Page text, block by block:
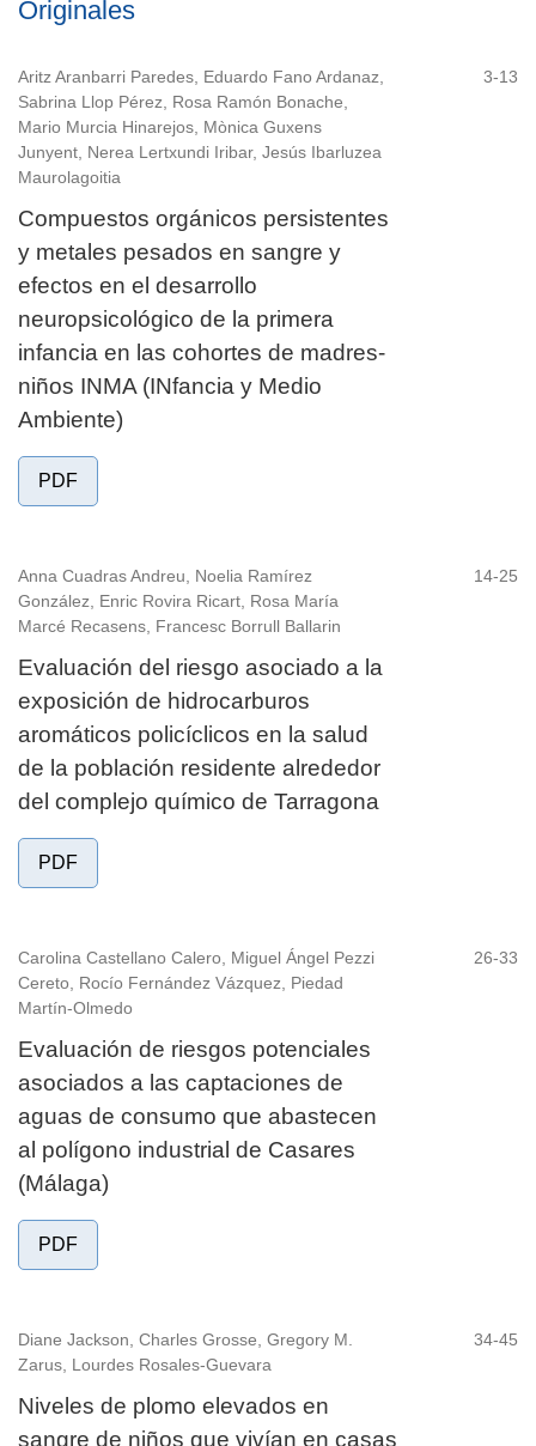
Originales
Aritz Aranbarri Paredes, Eduardo Fano Ardanaz,
Sabrina Llop Pérez, Rosa Ramón Bonache,
Mario Murcia Hinarejos, Mònica Guxens
Junyent, Nerea Lertxundi Iribar, Jesús Ibarluzea
Maurolagoitia
3-13
Compuestos orgánicos persistentes
y metales pesados en sangre y
efectos en el desarrollo
neuropsicológico de la primera
infancia en las cohortes de madres-
niños INMA (INfancia y Medio
Ambiente)
PDF
Anna Cuadras Andreu, Noelia Ramírez
González, Enric Rovira Ricart, Rosa María
Marcé Recasens, Francesc Borrull Ballarin
14-25
Evaluación del riesgo asociado a la
exposición de hidrocarburos
aromáticos policíclicos en la salud
de la población residente alrededor
del complejo químico de Tarragona
PDF
Carolina Castellano Calero, Miguel Ángel Pezzi
Cereto, Rocío Fernández Vázquez, Piedad
Martín-Olmedo
26-33
Evaluación de riesgos potenciales
asociados a las captaciones de
aguas de consumo que abastecen
al polígono industrial de Casares
(Málaga)
PDF
Diane Jackson, Charles Grosse, Gregory M.
Zarus, Lourdes Rosales-Guevara
34-45
Niveles de plomo elevados en
sangre de niños que vivían en casas